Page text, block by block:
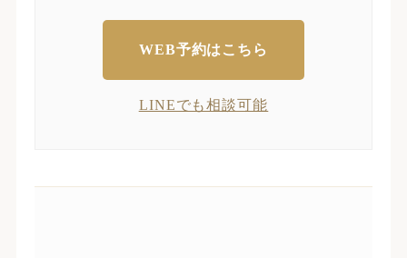
WEB予約はこちら
LINEでも相談可能